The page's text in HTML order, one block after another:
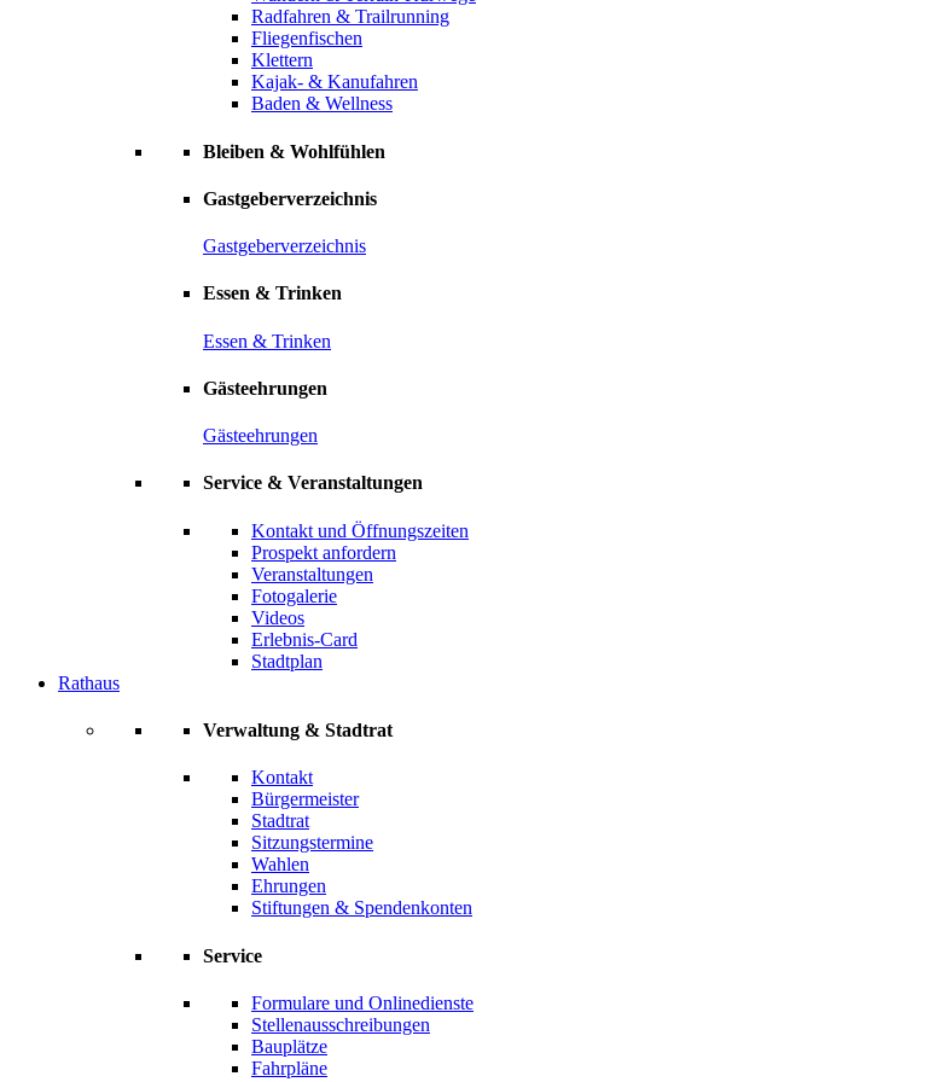
Radfahren & Trailrunning
Fliegenfischen
Klettern
Kajak- & Kanufahren
Baden & Wellness
Bleiben & Wohlfühlen
Gastgeberverzeichnis
Gastgeberverzeichnis
Essen & Trinken
Essen & Trinken
Gästeehrungen
Gästeehrungen
Service & Veranstaltungen
Kontakt und Öffnungszeiten
Prospekt anfordern
Veranstaltungen
Fotogalerie
Videos
Erlebnis-Card
Stadtplan
Rathaus
Verwaltung & Stadtrat
Kontakt
Bürgermeister
Stadtrat
Sitzungstermine
Wahlen
Ehrungen
Stiftungen & Spendenkonten
Service
Formulare und Onlinedienste
Stellenausschreibungen
Bauplätze
Fahrpläne